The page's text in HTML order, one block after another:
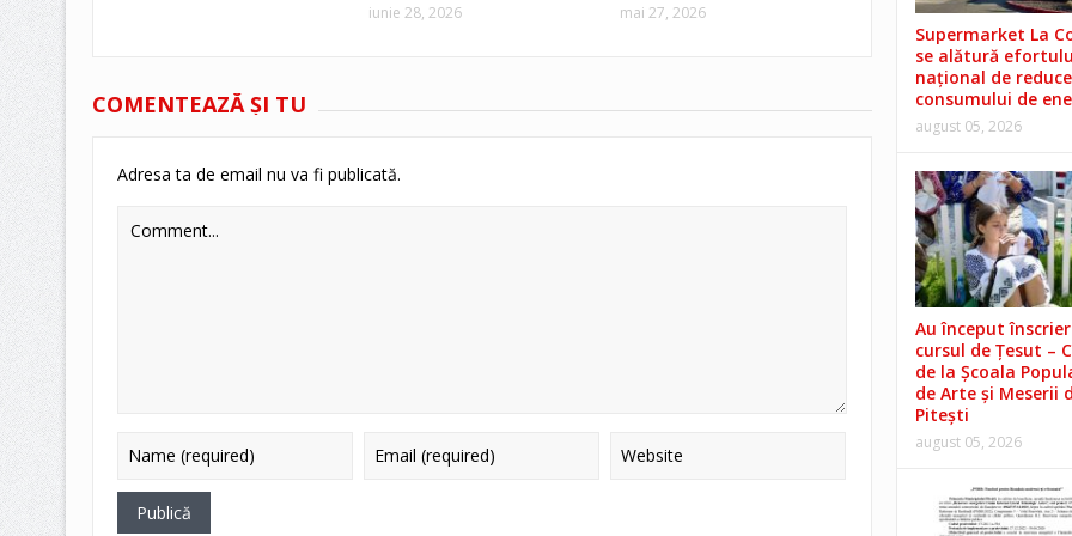
iunie 28, 2026 mai 27, 2026
COMENTEAZĂ ŞI TU
Adresa ta de email nu va fi publicată.
Supermarket La
se alătură
național de
consumului de
august 05, 2026
Au început
cursul de Țesut –
de la Școala
de Arte și Meserii
Pitești
august 05, 2026